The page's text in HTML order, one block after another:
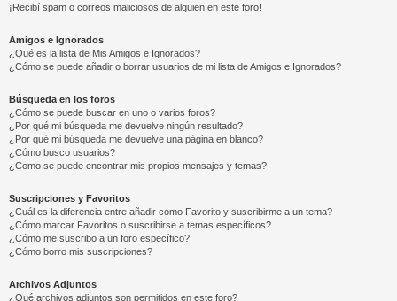
¡Recibí spam o correos maliciosos de alguien en este foro!
Amigos e Ignorados
¿Qué es la lista de Mis Amigos e Ignorados?
¿Cómo se puede añadir o borrar usuarios de mi lista de Amigos e Ignorados?
Búsqueda en los foros
¿Cómo se puede buscar en uno o varios foros?
¿Por qué mi búsqueda me devuelve ningún resultado?
¿Por qué mi búsqueda me devuelve una página en blanco?
¿Cómo busco usuarios?
¿Como se puede encontrar mis propios mensajes y temas?
Suscripciones y Favoritos
¿Cuál es la diferencia entre añadir como Favorito y suscribirme a un tema?
¿Cómo marcar Favoritos o suscribirse a temas específicos?
¿Cómo me suscribo a un foro específico?
¿Cómo borro mis suscripciones?
Archivos Adjuntos
¿Qué archivos adjuntos son permitidos en este foro?